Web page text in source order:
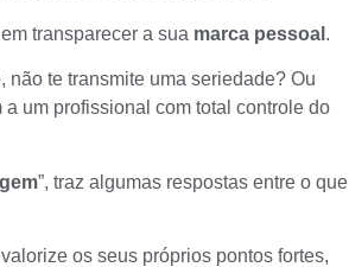
transparecer a sua marca pessoal .
não te transmite uma seriedade? Ou
um profissional com total controle do
”, traz algumas respostas entre o que
os seus próprios pontos fortes,